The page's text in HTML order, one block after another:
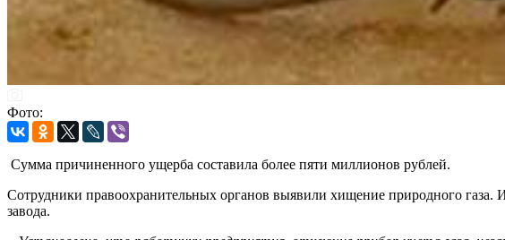
Фото:
Сумма причиненного ущерба составила более пяти миллионов рублей.
Сотрудники правоохранительных органов выявили хищение природного газа.
завода.